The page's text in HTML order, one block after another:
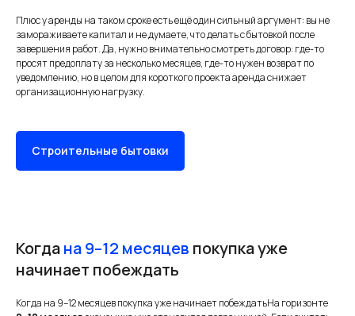
Плюс у аренды на таком сроке есть ещё один сильный аргумент: вы не
замораживаете капитал и не думаете, что делать с бытовкой после
завершения работ. Да, нужно внимательно смотреть договор: где-то
просят предоплату за несколько месяцев, где-то нужен возврат по
уведомлению, но в целом для короткого проекта аренда снижает
организационную нагрузку.
Строительные бытовки
Когдана 9–12 месяцев покупка уже
начинает побеждать
Когда на 9–12 месяцев покупка уже начинает побеждатьНа горизонте